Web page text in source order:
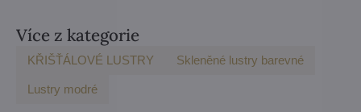
Více z kategorie
KŘIŠŤÁLOVÉ LUSTRY Skleněné lustry barevné
Lustry modré